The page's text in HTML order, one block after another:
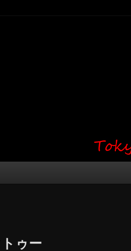
祥寺 Red Bunny
タトゥー画像
ト・girl tattoo）
トゥー